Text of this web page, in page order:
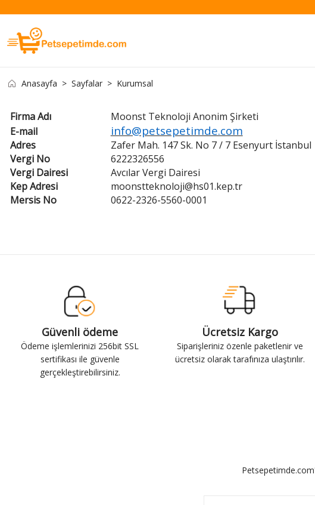
Anasayfa Sayfalar Kurumsal
Firma Adı
Moonst Teknoloji Anonim Şirketi
E-mail
info@petsepetimde.com
Adres
Zafer Mah. 147 Sk. No 7 / 7 Esenyurt İstanbul
Vergi No
6222326556
Vergi Dairesi
Avcılar Vergi Dairesi
Kep Adresi
moonstteknoloji@hs01.kep.tr
Mersis No
0622-2326-5560-0001
Güvenli ödeme
Ödeme işlemlerinizi 256bit SSL
sertifikası ile güvenle
gerçekleştirebilirsiniz.
Ücretsiz Kargo
Siparişleriniz özenle paketlenir ve
ücretsiz olarak tarafınıza ulaştırılır.